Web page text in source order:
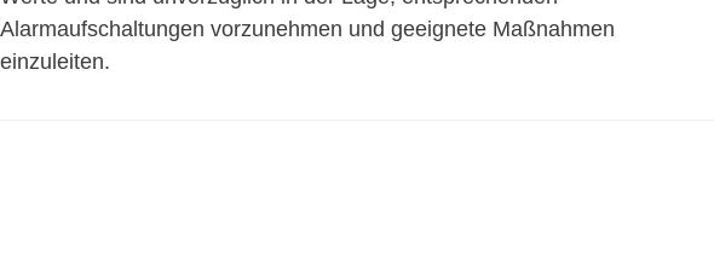
Alarmaufschaltungen vorzunehmen und geeignete Maßnahmen
einzuleiten.